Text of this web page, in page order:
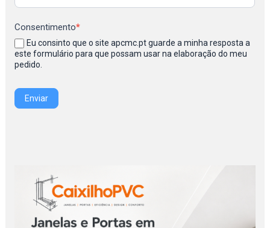
Consentimento*
Eu consinto que o site apcmc.pt guarde a minha resposta a
este formulário para que possam usar na elaboração do meu
pedido.
Enviar